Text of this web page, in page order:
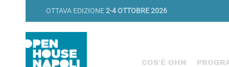
OTTAVA EDIZIONE2-4 OTTOBRE 2026
COS'È OHN